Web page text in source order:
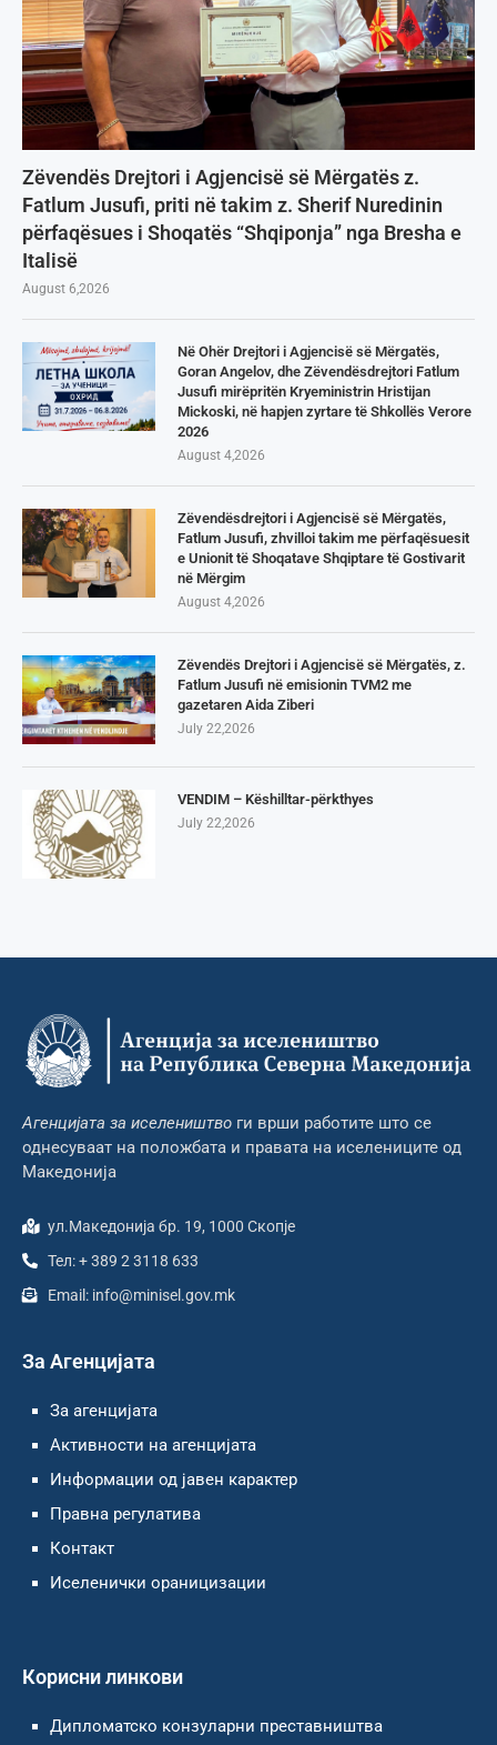
Zëvendës Drejtori i Agjencisë së Mërgatës z.
Fatlum Jusufi, priti në takim z. Sherif Nuredinin
përfaqësues i Shoqatës “Shqiponja” nga Bresha e
Italisë
August 6,2026
Në Ohër Drejtori i Agjencisë së Mërgatës,
Goran Angelov, dhe Zëvendësdrejtori Fatlum
Jusufi mirëpritën Kryeministrin Hristijan
Mickoski, në hapjen zyrtare të Shkollës Verore
2026
August 4,2026
Zëvendësdrejtori i Agjencisë së Mërgatës,
Fatlum Jusufi, zhvilloi takim me përfaqësuesit
e Unionit të Shoqatave Shqiptare të Gostivarit
në Mërgim
August 4,2026
Zëvendës Drejtori i Agjencisë së Mërgatës, z.
Fatlum Jusufi në emisionin TVM2 me
gazetaren Aida Ziberi
July 22,2026
VENDIM – Këshilltar-përkthyes
July 22,2026
Агенцијата за иселеништво ги врши работите што се
однесуваат на положбата и правата на иселениците од
Македонија
ул.Македонија бр. 19, 1000 Скопје
Тел: + 389 2 3118 633
Email: info@minisel.gov.mk
За Агенцијата
За агенцијата
Активности на агенцијата
Информации од јавен карактер
Правна регулатива
Контакт
Иселенички ораницизации
Корисни линкови
Дипломатско конзуларни преставништва